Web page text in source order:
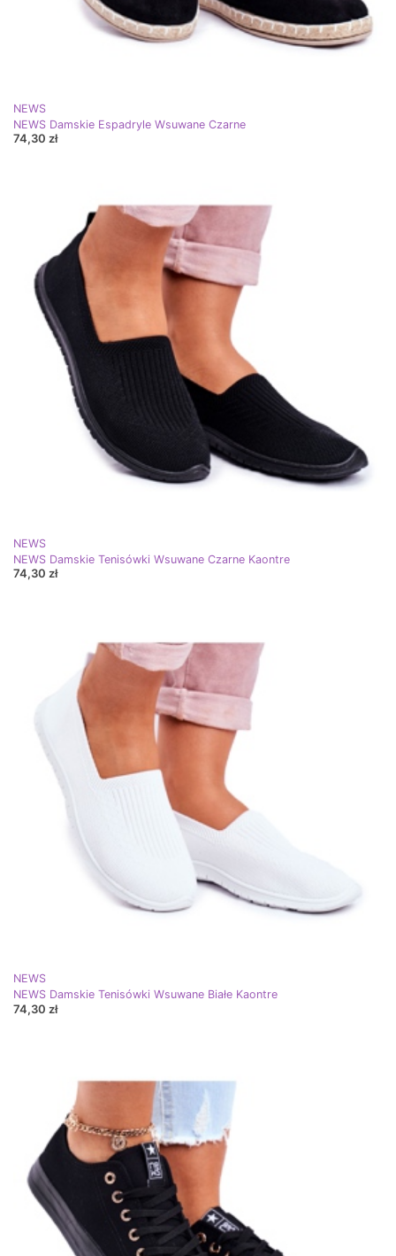
NEWS
NEWS Damskie Espadryle Wsuwane Czarne
74,30 zł
NEWS
NEWS Damskie Tenisówki Wsuwane Czarne Kaontre
74,30 zł
NEWS
NEWS Damskie Tenisówki Wsuwane Białe Kaontre
74,30 zł